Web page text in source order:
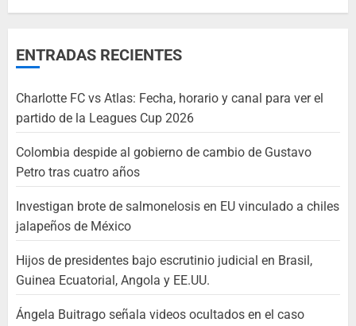
ENTRADAS RECIENTES
Charlotte FC vs Atlas: Fecha, horario y canal para ver el
partido de la Leagues Cup 2026
Colombia despide al gobierno de cambio de Gustavo
Petro tras cuatro años
Investigan brote de salmonelosis en EU vinculado a chiles
jalapeños de México
Hijos de presidentes bajo escrutinio judicial en Brasil,
Guinea Ecuatorial, Angola y EE.UU.
Ángela Buitrago señala videos ocultados en el caso